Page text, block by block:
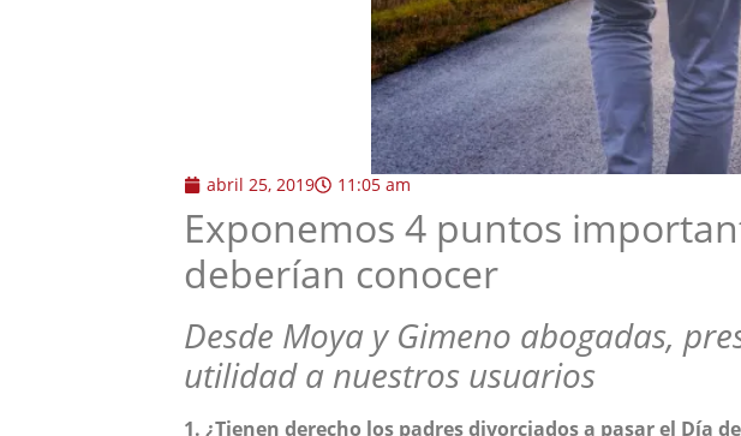
abril 25, 2019 11:05 am
Exponemos 4 puntos
deberían conocer
Desde Moya y Gimeno abogadas,
utilidad a nuestros usuarios
1. ¿Tienen derecho los padres divorciados a pasar el Día